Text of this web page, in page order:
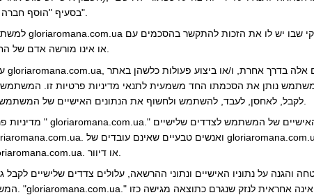
באתר gloriaromana.com.ua. בסעיף "הוסף חברה".